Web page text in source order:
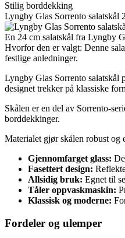
Stilig borddekking
Lyngby Glas Sorrento salatskål
En 24 cm salatskål fra Lyngby
Hvorfor den er valgt: Denne
festlige anledninger.
Lyngby Glas Sorrento salatskål
designet trekker på klassiske
Skålen er en del av Sorrento-
borddekkinger.
Materialet gjør skålen robust og
Gjennomfarget glass:
Fasettert design:
Allsidig bruk: Egnet til
Tåler oppvaskmaskin:
Klassisk og moderne:
Fordeler og ulemper